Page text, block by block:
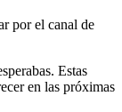
por el canal de
Estas
en las próximas